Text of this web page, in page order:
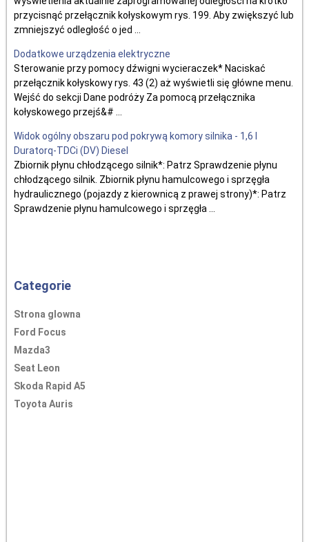
przycisnąć przełącznik kołyskowym rys. 199. Aby zwiększyć lub
zmniejszyć odległość o jed ...
Dodatkowe urządzenia elektryczne
Sterowanie przy pomocy dźwigni wycieraczek* Naciskać
przełącznik kołyskowy rys. 43 (2) aż wyświetli się główne menu.
Wejść do sekcji Dane podróży Za pomocą przełącznika
kołyskowego przejś&# ...
Widok ogólny obszaru pod pokrywą komory silnika - 1,6 l
Duratorq-TDCi (DV) Diesel
Zbiornik płynu chłodzącego silnik*: Patrz Sprawdzenie płynu
chłodzącego silnik. Zbiornik płynu hamulcowego i sprzęgła
hydraulicznego (pojazdy z kierownicą z prawej strony)*: Patrz
Sprawdzenie płynu hamulcowego i sprzęgła ...
Categorie
Strona glowna
Ford Focus
Mazda3
Seat Leon
Skoda Rapid A5
Toyota Auris